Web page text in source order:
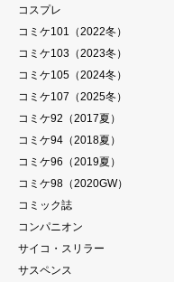
コスプレ
コミケ101（2022冬）
コミケ103（2023冬）
コミケ105（2024冬）
コミケ107（2025冬）
コミケ92（2017夏）
コミケ94（2018夏）
コミケ96（2019夏）
コミケ98（2020GW）
コミック誌
コンパニオン
サイコ・スリラー
サスペンス